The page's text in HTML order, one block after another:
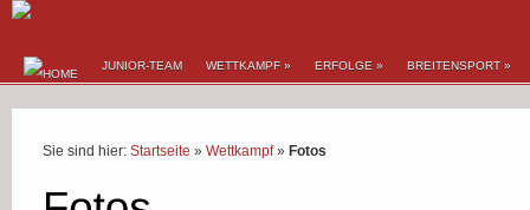
JUNIOR-TEAM WETTKAMPF » ERFOLGE » BREITENSPORT »
Sie sind hier: Startseite » Wettkampf» Fotos